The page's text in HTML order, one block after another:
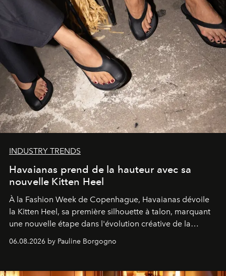
INDUSTRY TRENDS
Havaianas prend de la hauteur avec sa
nouvelle Kitten Heel
À la Fashion Week de Copenhague, Havaianas dévoile
la Kitten Heel, sa première silhouette à talon, marquant
une nouvelle étape dans l'évolution créative de la
06.08.2026 by Pauline Borgogno